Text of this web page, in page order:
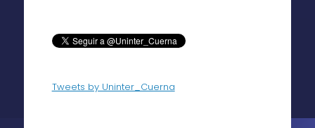
Tweets by Uninter_Cuerna